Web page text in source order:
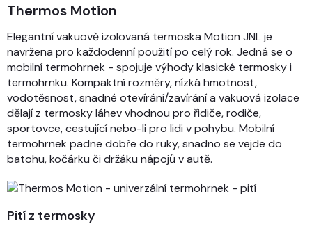
Thermos Motion
Elegantní vakuově izolovaná termoska Motion JNL je
navržena pro každodenní použití po celý rok. Jedná se o
mobilní termohrnek - spojuje výhody klasické termosky i
termohrnku. Kompaktní rozměry, nízká hmotnost,
vodotěsnost, snadné otevírání/zavírání a vakuová izolace
dělají z termosky láhev vhodnou pro řidiče, rodiče,
sportovce, cestující nebo-li pro lidi v pohybu. Mobilní
termohrnek padne dobře do ruky, snadno se vejde do
batohu, kočárku či držáku nápojů v autě.
Pití z termosky